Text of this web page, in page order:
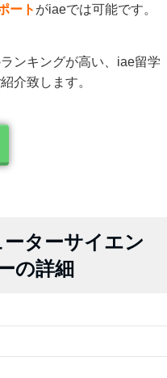
ート がiaeでは可能です。
ンキングが高い、iae留学
介致します。
ターサイエン
の詳細